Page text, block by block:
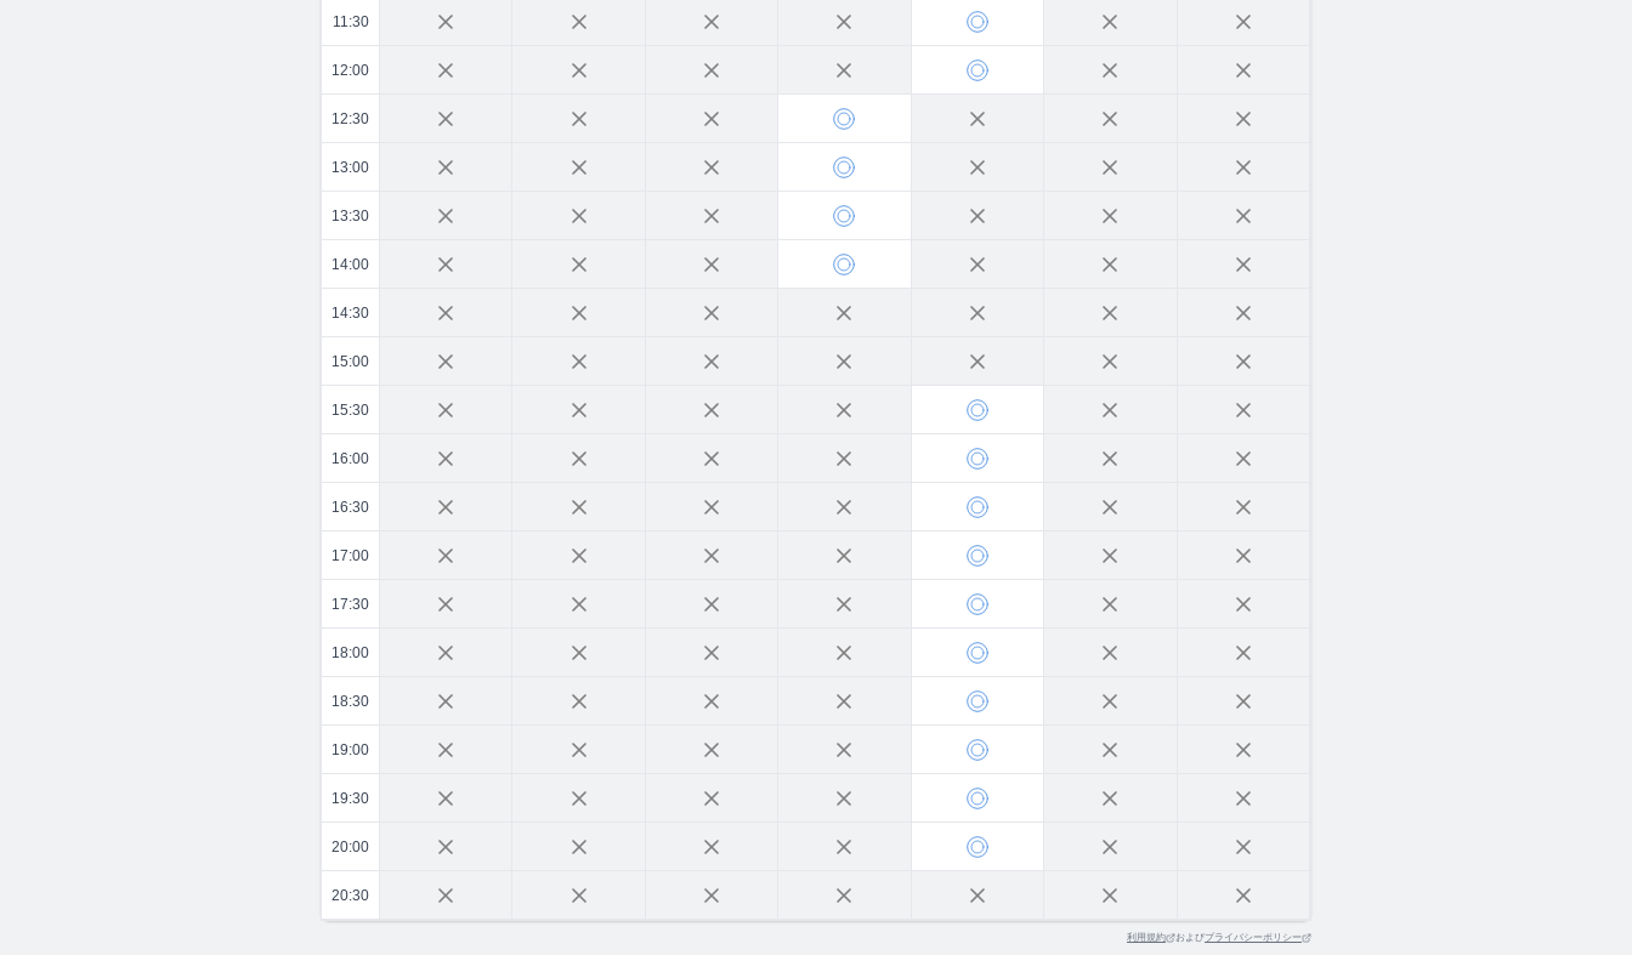
11:30
12:00
12:30
13:00
13:30
14:00
14:30
15:00
15:30
16:00
16:30
17:00
17:30
18:00
18:30
19:00
19:30
20:00
20:30
利用規約 およびプライバシーポリシー